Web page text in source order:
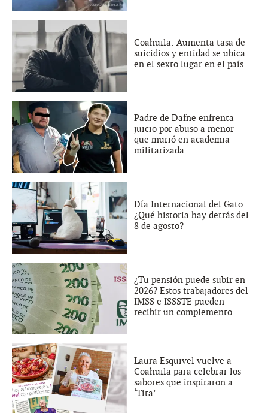
Coahuila: Aumenta tasa de
suicidios y entidad se ubica
en el sexto lugar en el país
Padre de Dafne enfrenta
juicio por abuso a menor
que murió en academia
militarizada
Día Internacional del Gato:
¿Qué historia hay detrás del
8 de agosto?
¿Tu pensión puede subir en
2026? Estos trabajadores del
IMSS e ISSSTE pueden
recibir un complemento
Laura Esquivel vuelve a
Coahuila para celebrar los
sabores que inspiraron a
‘Tita’